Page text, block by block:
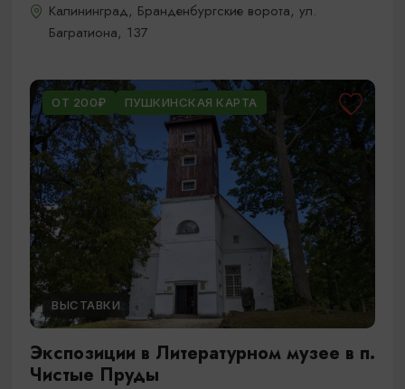
Калининград, Бранденбургские ворота, ул.
Багратиона, 137
ОТ 200₽ ПУШКИНСКАЯ КАРТА
ВЫСТАВКИ
Экспозиции в Литературном музее в п.
Чистые Пруды